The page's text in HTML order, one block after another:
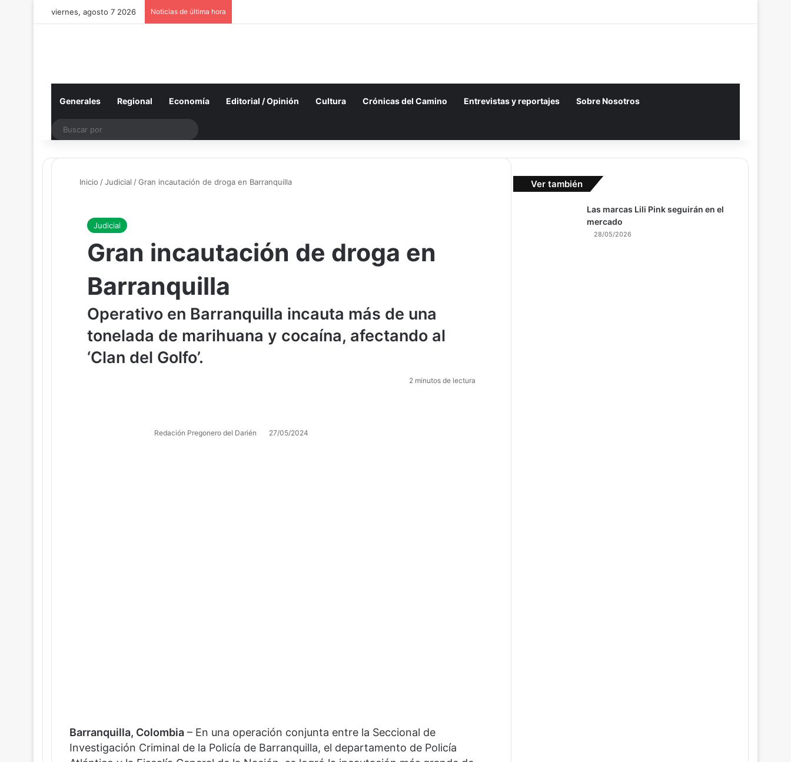
viernes, agosto 7 2026 Noticias de última hora
Generales Regional Economía Editorial / Opinión Cultura Crónicas del Camino Entrevistas y reportajes Sobre Nosotros
Inicio /Judicial /Gran incautación de droga en Barranquilla
Judicial
Gran incautación de droga en
Barranquilla
Operativo en Barranquilla incauta más de una
tonelada de marihuana y cocaína, afectando al
‘Clan del Golfo’.
Redación Pregonero del Darién 27/05/2024
2 minutos de lectura
Barranquilla, Colombia – En una operación conjunta entre la Seccional de
Investigación Criminal de la Policía de Barranquilla, el departamento de Policía
Ver también
Las marcas Lili Pink seguirán en el
mercado
28/05/2026